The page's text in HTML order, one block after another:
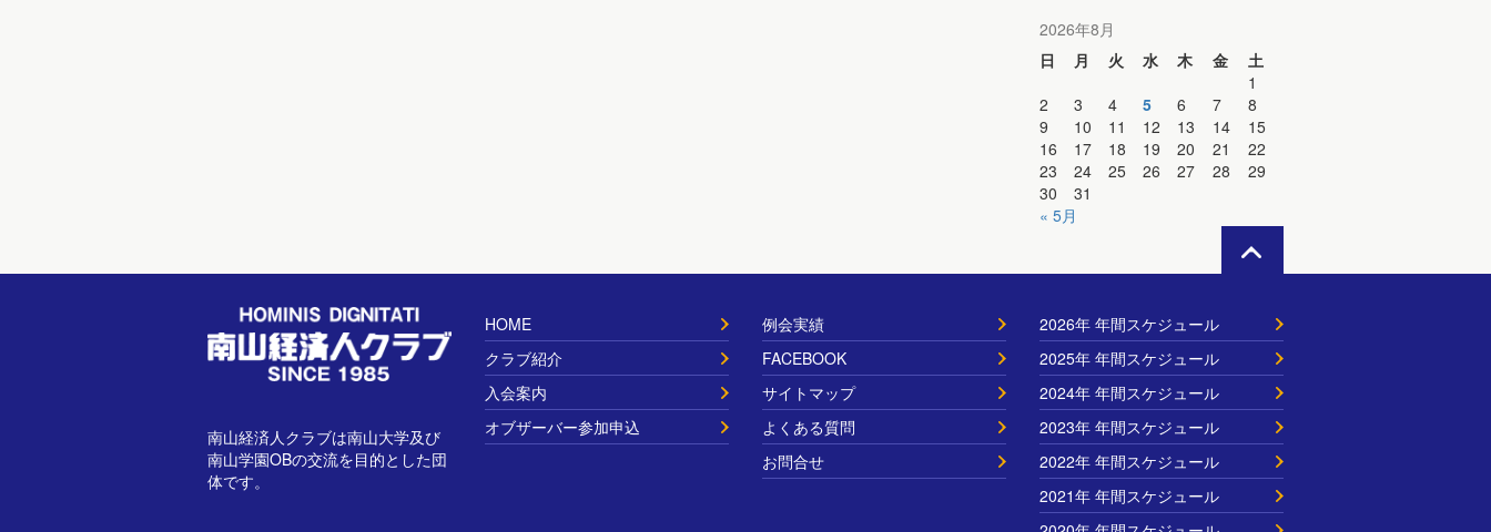
2026年8月
日
月 火 水 木 金
土
1
2
3 4 5 6 7
8
9
10 11 12 13 14
15
16
17 18 19 20 21
22
23
24 25 26 27 28
29
30
31
« 5月
南山経済人クラブは南山大学及び
南山学園OBの交流を目的とした団
体です。
HOME
クラブ紹介
入会案内
オブザーバー参加申込
例会実績
FACEBOOK
サイトマップ
よくある質問
お問合せ
2026年 年間スケジュール
2025年 年間スケジュール
2024年 年間スケジュール
2023年 年間スケジュール
2022年 年間スケジュール
2021年 年間スケジュール